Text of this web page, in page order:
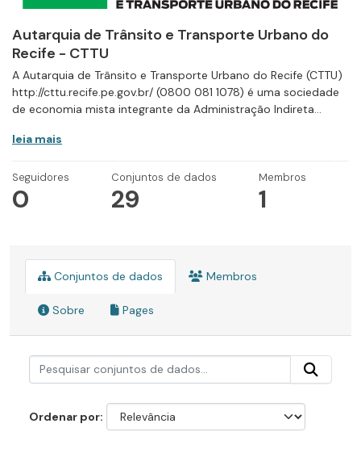
Autarquia de Trânsito e Transporte Urbano do
Recife - CTTU
A Autarquia de Trânsito e Transporte Urbano do Recife (CTTU)
http://cttu.recife.pe.gov.br/ (0800 081 1078) é uma sociedade
de economia mista integrante da Administração Indireta...
leia mais
Seguidores
0
Conjuntos de dados
29
Membros
1
Conjuntos de dados Membros
Sobre Pages
Ordenar por